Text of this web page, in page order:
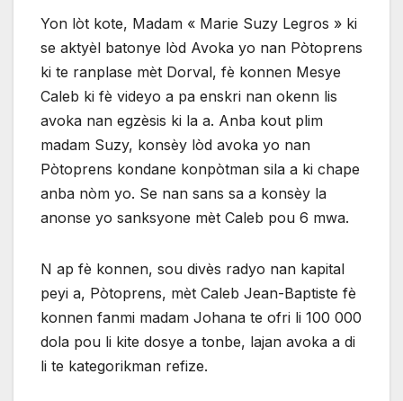
Yon lòt kote, Madam « Marie Suzy Legros » ki
se aktyèl batonye lòd Avoka yo nan Pòtoprens
ki te ranplase mèt Dorval, fè konnen Mesye
Caleb ki fè videyo a pa enskri nan okenn lis
avoka nan egzèsis ki la a. Anba kout plim
madam Suzy, konsèy lòd avoka yo nan
Pòtoprens kondane konpòtman sila a ki chape
anba nòm yo. Se nan sans sa a konsèy la
anonse yo sanksyone mèt Caleb pou 6 mwa.
N ap fè konnen, sou divès radyo nan kapital
peyi a, Pòtoprens, mèt Caleb Jean-Baptiste fè
konnen fanmi madam Johana te ofri li 100 000
dola pou li kite dosye a tonbe, lajan avoka a di
li te kategorikman refize.